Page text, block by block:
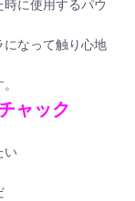
に使用するパウ
になって触り心地
ャック
い